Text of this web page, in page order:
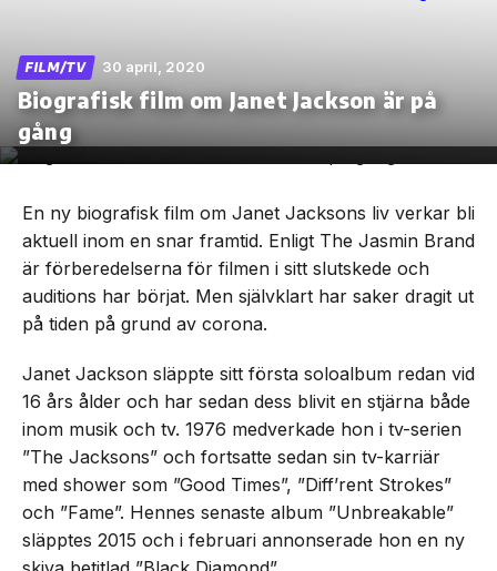
the
content
FILM/TV 30 april, 2020
Biografisk film om Janet Jackson är på
gång
En ny biografisk film om Janet Jacksons liv verkar bli
aktuell inom en snar framtid. Enligt The Jasmin Brand
är förberedelserna för filmen i sitt slutskede och
auditions har börjat. Men självklart har saker dragit ut
på tiden på grund av corona.
Janet Jackson släppte sitt första soloalbum redan vid
16 års ålder och har sedan dess blivit en stjärna både
inom musik och tv. 1976 medverkade hon i tv-serien
”The Jacksons” och fortsatte sedan sin tv-karriär
med shower som ”Good Times”, ”Diff’rent Strokes”
och ”Fame”. Hennes senaste album ”Unbreakable”
släpptes 2015 och i februari annonserade hon en ny